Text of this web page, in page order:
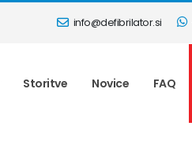
info@defibrilator.si
Storitve Novice FAQ